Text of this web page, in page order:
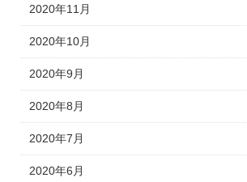
2020年11月
2020年10月
2020年9月
2020年8月
2020年7月
2020年6月